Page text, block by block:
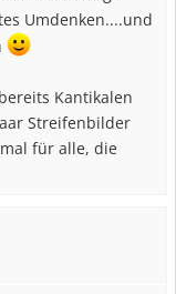
Umdenken....und
Kantikalen
Streifenbilder
für alle, die